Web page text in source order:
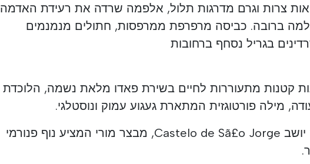
צרות וגרם מדרגות תלול, אלפמה שרדה את רעידת האדמה
1755 שלמה ברובה. כביסה מרפרפת ממרפסות, חתולים מנמנמים
בגריל נסחף ברחובות
קטנות מתעוררות לחיים בשירת פאדו מלאת נשמה, הלוכדת
מילה פורטוגזית המתארת געגוע עמוק ונוסטלגי.
בראש אלפמה יושב Castelo de Sã£o Jorge, מבצר מורי המציע נוף פנורמי